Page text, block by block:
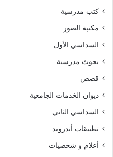
كتب مدرسية
مكتبة الصور
السداسي الأول
بحوث مدرسية
قصص
ديوان الخدمات الجامعية
السداسي الثاني
تطبيقات أندرويد
أعلام و شخصيات